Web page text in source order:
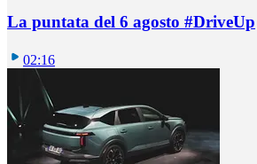
La puntata del 6 agosto #DriveUp
02:16